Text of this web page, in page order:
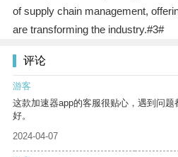
of supply chain management,
are transforming the industry.#3#
评论
游客
这款加速器app的客服很贴心，遇到问
好。
2024-04-07